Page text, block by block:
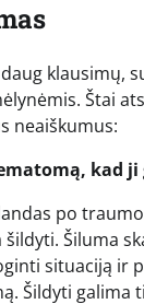
klausimų,
Štai
neaiškumus:
kad
po
Šiluma
situaciją ir
Šildyti galima